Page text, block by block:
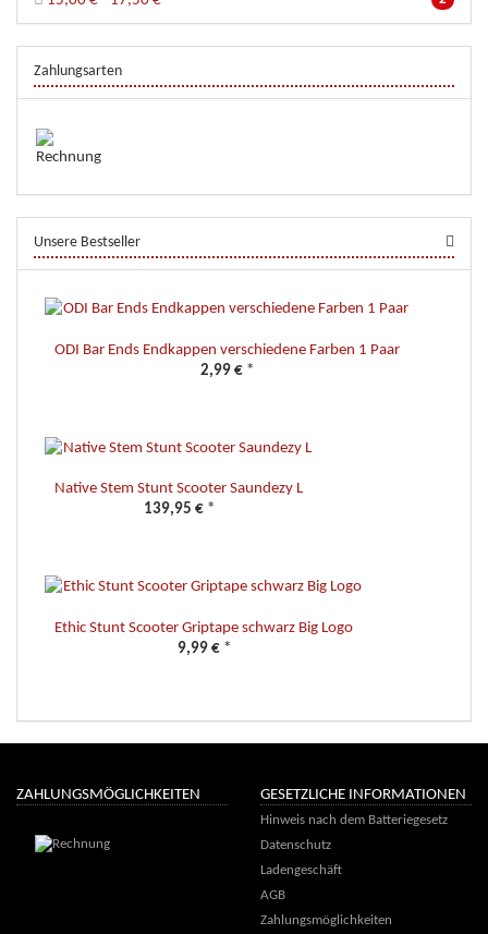
Zahlungsarten
Unsere Bestseller
ODI Bar Ends Endkappen verschiedene Farben 1 Paar
2,99 € *
Native Stem Stunt Scooter Saundezy L
139,95 € *
Ethic Stunt Scooter Griptape schwarz Big Logo
9,99 € *
ZAHLUNGSMÖGLICHKEITEN GESETZLICHE INFORMATIONEN
Hinweis nach dem Batteriegesetz
Datenschutz
Ladengeschäft
AGB
Zahlungsmöglichkeiten